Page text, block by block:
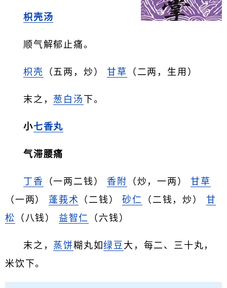
枳壳汤
顺气解郁止痛。
枳壳 （五两，炒）甘草 （二两，生用）
末之， 葱白汤 下。
小七香丸
气滞腰痛
丁香 （一两二钱） 香附 （炒，一两）甘草
（一两） 蓬莪术 （二钱）砂仁 （二钱，炒） 甘
松
（八钱） 益智仁 （六钱）
末之， 蒸饼糊丸如绿豆 大，每二、三十丸，
米饮下。